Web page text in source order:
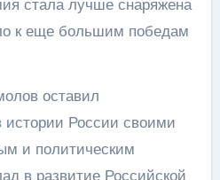
стала лучше снаряжена
к еще большим победам
оставил
России своими
и политическим
в развитие Российской